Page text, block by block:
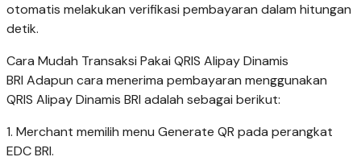
otomatis melakukan verifikasi pembayaran dalam hitungan
detik.
Cara Mudah Transaksi Pakai QRIS Alipay Dinamis
BRI Adapun cara menerima pembayaran menggunakan
QRIS Alipay Dinamis BRI adalah sebagai berikut:
1. Merchant memilih menu Generate QR pada perangkat
EDC BRI.